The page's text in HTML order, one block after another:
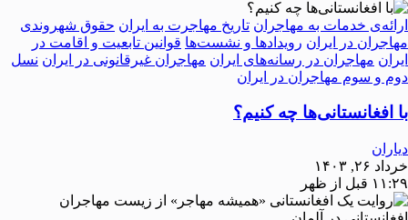
ارائه‌ی خدمات به مهاجران تاریخ مهاجرت به ایران حقوق شهروندی
مهاجران در ایران رویدادها و نشست‌ها قوانین تابعیت و اقامت در
ایران مهاجران در رسانه‌های ایران مهاجران غیرقانونی در ایران نسل
دوم و سوم مهاجران در ایران
با افغانستانی‌ها چه کنیم؟
دیاران
خرداد ۲۶, ۱۴۰۳
۱۱:۲۹ قبل از ظهر